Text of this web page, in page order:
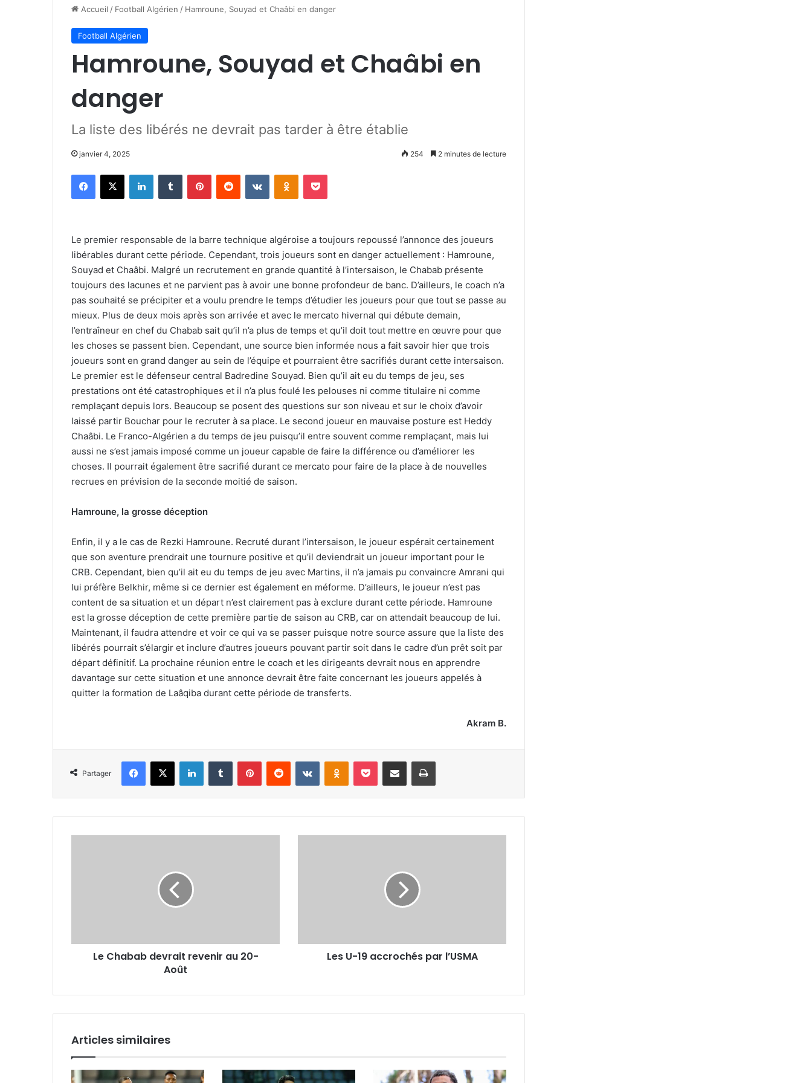
Accueil / Football Algérien / Hamroune, Souyad et Chaâbi en danger
Football Algérien
Hamroune, Souyad et Chaâbi en
danger
La liste des libérés ne devrait pas tarder à être établie
janvier 4, 2025 254 2 minutes de lecture
Facebook
X LinkedinTumblr PinterestReddit VKontakteOdnoklassniki
Pocket
Le premier responsable de la barre technique algéroise a toujours repoussé l’annonce des joueurs
libérables durant cette période. Cependant, trois joueurs sont en danger actuellement : Hamroune,
Souyad et Chaâbi. Malgré un recrutement en grande quantité à l’intersaison, le Chabab présente
toujours des lacunes et ne parvient pas à avoir une bonne profondeur de banc. D’ailleurs, le coach n’a
pas souhaité se précipiter et a voulu prendre le temps d’étudier les joueurs pour que tout se passe au
mieux. Plus de deux mois après son arrivée et avec le mercato hivernal qui débute demain,
l’entraîneur en chef du Chabab sait qu’il n’a plus de temps et qu’il doit tout mettre en œuvre pour que
les choses se passent bien. Cependant, une source bien informée nous a fait savoir hier que trois
joueurs sont en grand danger au sein de l’équipe et pourraient être sacrifiés durant cette intersaison.
Le premier est le défenseur central Badredine Souyad. Bien qu’il ait eu du temps de jeu, ses
prestations ont été catastrophiques et il n’a plus foulé les pelouses ni comme titulaire ni comme
remplaçant depuis lors. Beaucoup se posent des questions sur son niveau et sur le choix d’avoir
laissé partir Bouchar pour le recruter à sa place. Le second joueur en mauvaise posture est Heddy
Chaâbi. Le Franco-Algérien a du temps de jeu puisqu’il entre souvent comme remplaçant, mais lui
aussi ne s’est jamais imposé comme un joueur capable de faire la différence ou d’améliorer les
choses. Il pourrait également être sacrifié durant ce mercato pour faire de la place à de nouvelles
recrues en prévision de la seconde moitié de saison.
Hamroune, la grosse déception
Enfin, il y a le cas de Rezki Hamroune. Recruté durant l’intersaison, le joueur espérait certainement
que son aventure prendrait une tournure positive et qu’il deviendrait un joueur important pour le
CRB. Cependant, bien qu’il ait eu du temps de jeu avec Martins, il n’a jamais pu convaincre Amrani qui
lui préfère Belkhir, même si ce dernier est également en méforme. D’ailleurs, le joueur n’est pas
content de sa situation et un départ n’est clairement pas à exclure durant cette période. Hamroune
est la grosse déception de cette première partie de saison au CRB, car on attendait beaucoup de lui.
Maintenant, il faudra attendre et voir ce qui va se passer puisque notre source assure que la liste des
libérés pourrait s’élargir et inclure d’autres joueurs pouvant partir soit dans le cadre d’un prêt soit par
départ définitif. La prochaine réunion entre le coach et les dirigeants devrait nous en apprendre
davantage sur cette situation et une annonce devrait être faite concernant les joueurs appelés à
quitter la formation de Laâqiba durant cette période de transferts.
Akram B.
Partager
Facebook
X LinkedinTumblr PinterestReddit VKontakteOdnoklassniki
Pocket Partager par email Imprimer
Le Chabab devrait revenir au 20-
Août
Les U-19 accrochés par l’USMA
Articles similaires